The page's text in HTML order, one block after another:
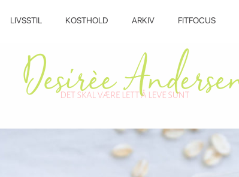
LIVSSTIL KOSTHOLD ARKIV FITFOCUS